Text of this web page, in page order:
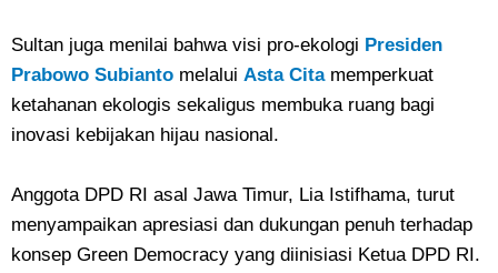
Sultan juga menilai bahwa visi pro-ekologi Presiden
Prabowo Subianto melalui Asta Citamemperkuat
ketahanan ekologis sekaligus membuka ruang bagi
inovasi kebijakan hijau nasional.
Anggota DPD RI asal Jawa Timur, Lia Istifhama, turut
menyampaikan apresiasi dan dukungan penuh terhadap
konsep Green Democracy yang diinisiasi Ketua DPD RI.